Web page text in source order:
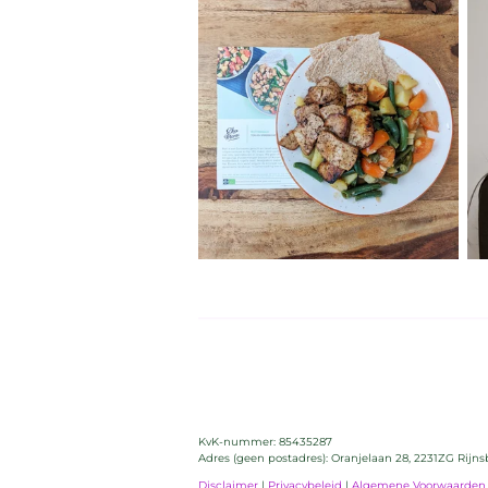
KvK-nummer: 85435287
Adres (geen postadres): Oranjelaan 28, 2231ZG
Disclaimer | Privacybeleid | Algemene Voorwaarden